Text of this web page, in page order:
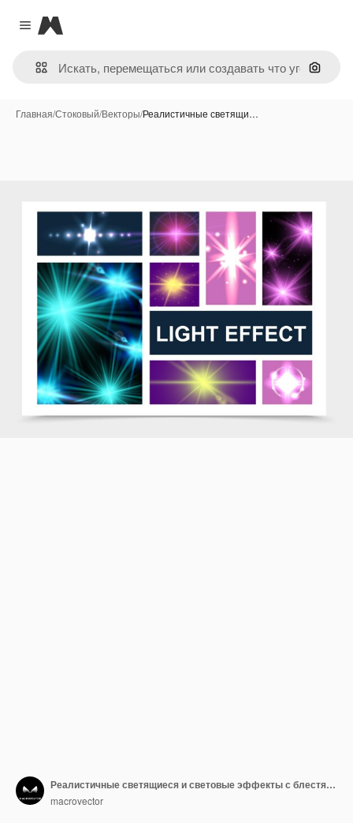
Close menu
Magnific
Поиск
Главная/Стоковый/Векторы/Реалистичные светящи…
Реалистичные светящиеся и световые эффекты с блестящими звездами, бликами, бликами
macrovector